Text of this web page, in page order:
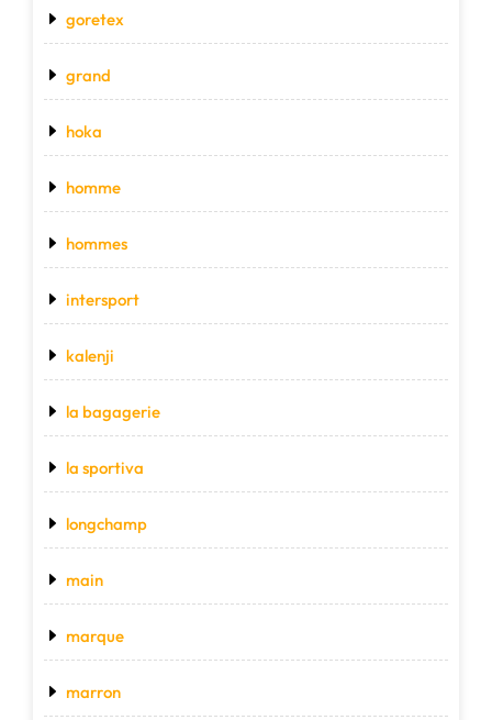
goretex
grand
hoka
homme
hommes
intersport
kalenji
la bagagerie
la sportiva
longchamp
main
marque
marron